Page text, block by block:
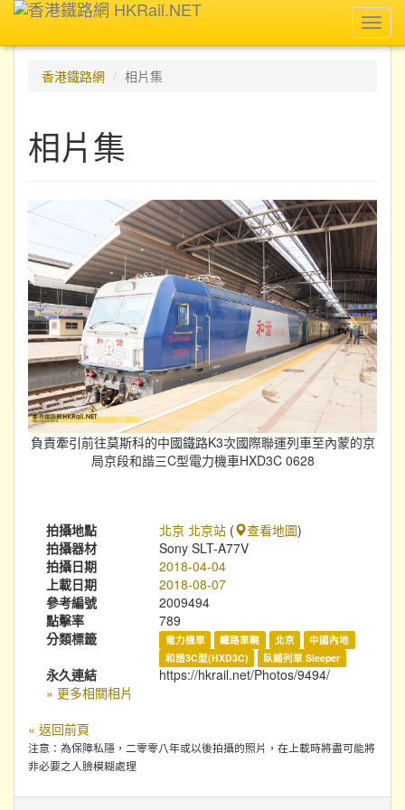
香港鐵路網
相片集
相片集
負責牽引前往莫斯科的中國鐵路K3次國際聯運列車至內蒙的京
局京段和諧三C型電力機車HXD3C 0628
拍攝地點 北京 北京站 ( 查看地圖)
拍攝器材
Sony SLT-A77V
拍攝日期
2018-04-04
上載日期
2018-08-07
參考編號
2009494
點擊率
789
分類標籤
電力機車 鐵路車輛 北京
中國內地
和諧3C型(HXD3C)
臥鋪列車 Sleeper
永久連結
https://hkrail.net/Photos/9494/
» 更多相關相片
« 返回前頁
注意：為保障私隱，二零零八年或以後拍攝的照片，在上載時將盡可能將
非必要之人臉模糊處理